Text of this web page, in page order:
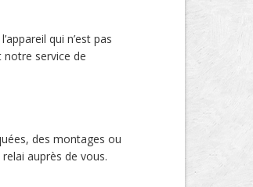
qui n’est pas
notre service de
des montages ou
auprès de vous.